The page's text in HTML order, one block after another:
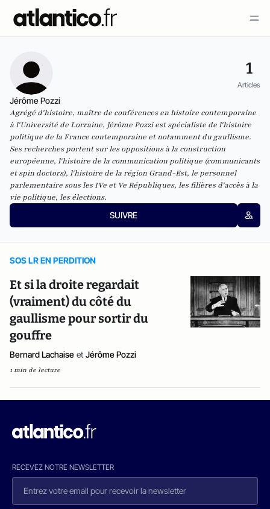
1
Articles
Jérôme Pozzi
Agrégé d'histoire, maître de conférences en histoire contemporaine
à l'Université de Lorraine, Jérôme Pozzi est spécialiste de l'histoire
politique de la France contemporaine et notamment du gaullisme.
Ses recherches portent sur les oppositions à la construction
européenne, l'histoire de la communication politique (communicants
et spin doctors), l'histoire de la région Grand-Est, le personnel
parlementaire sous les IVe et Ve Républiques, les filières d'accès à la
vie politique, les élections.
SUIVRE
SOS LR EN PERDITION
Et si la droite regardait
(vraiment) du côté du
gaullisme pour sortir du
gouffre
Bernard Lachaise et Jérôme Pozzi
1 min de lecture
RECEVEZ NOTRE NEWSLETTER